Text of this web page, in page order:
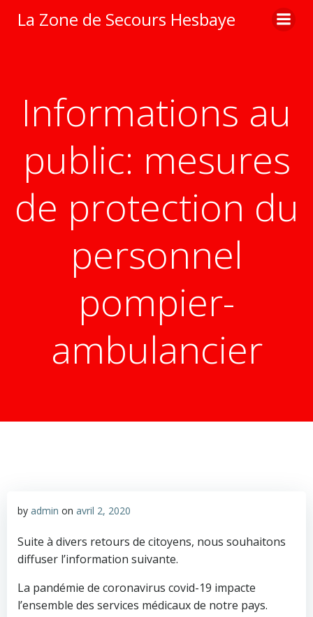
au
La Zone de Secours Hesbaye
Informations au
public: mesures
de protection du
personnel
pompier-
ambulancier
by admin on avril 2, 2020
Suite à divers retours de citoyens, nous souhaitons
diffuser l’information suivante.
La pandémie de coronavirus covid-19 impacte
l’ensemble des services médicaux de notre pays.